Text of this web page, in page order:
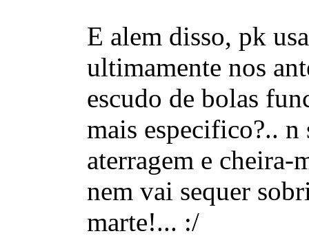
E alem disso, pk
ultimamente nos
escudo de bolas
mais especifico?.. n
aterragem e
nem vai sequer
marte!... :/